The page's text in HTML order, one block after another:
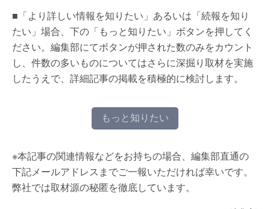
■「より詳しい情報を知りたい」あるいは「続報を知り
たい」場合、下の「もっと知りたい」ボタンを押してく
ださい。編集部にてボタンが押された数のみをカウント
し、件数の多いものについてはさらに深掘り取材を実施
したうえで、詳細記事の掲載を積極的に検討します。
もっと知りたい
※本記事の関連情報などをお持ちの場合、編集部直通の
下記メールアドレスまでご一報いただければ幸いです。
弊社では取材源の秘匿を徹底しています。